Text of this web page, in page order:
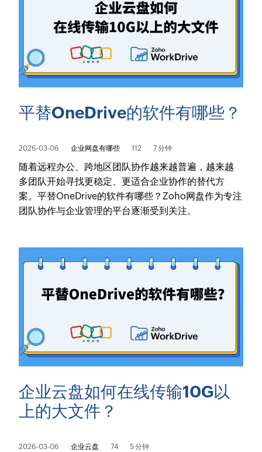
平替OneDrive的软件有哪些？
2026-03-06 企业网盘有哪些 112 7 分钟
随着远程办公、跨地区团队协作越来越普遍，越来越
多团队开始寻找更稳定、更适合企业协作的替代方
案。平替OneDrive的软件有哪些？Zoho网盘作为专注
团队协作与企业管理的平台逐渐受到关注。
企业云盘如何在线传输10G以
上的大文件？
2026-03-06 企业云盘 74 5 分钟